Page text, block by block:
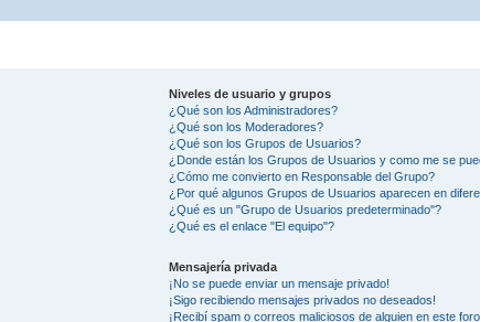
Niveles de usuario y grupos
¿Qué son los Administradores?
¿Qué son los Moderadores?
¿Qué son los Grupos de Usuarios?
¿Donde están los Grupos de Usuarios y como me se
¿Cómo me convierto en Responsable del Grupo?
¿Por qué algunos Grupos de Usuarios aparecen en
¿Qué es un "Grupo de Usuarios predeterminado"?
¿Qué es el enlace "El equipo"?
Mensajería privada
¡No se puede enviar un mensaje privado!
¡Sigo recibiendo mensajes privados no deseados!
¡Recibí spam o correos maliciosos de alguien en este